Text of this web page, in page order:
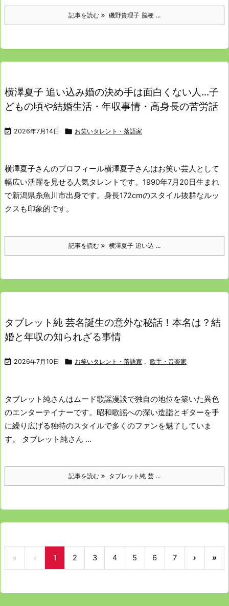
記事を読む 磯野貴理子 脳梗 ...
横澤夏子 追い込み婚の決め手は面白くない人…子
どもの頃や結婚生活・年収事情・高身長の苦労話
 2026年7月14日  お笑いタレント・落語家
横澤夏子さんのプロフィール横澤夏子さんはお笑い芸人として
幅広い活躍を見せる人気タレントです。 1990年7月20日生まれ
で新潟県糸魚川市出身です。 身長172cmのスタイル抜群なルッ
クスも印象的です。
記事を読む 横澤夏子 追い込 ...
タブレット純 芸名誕生の意外な秘話！本名は？結
婚と年収の知られざる事情
 2026年7月10日  お笑いタレント・落語家 , 歌手・音楽家
タブレット純さんはムード歌謡漫談で独自の地位を築いた異色
のエンターテイナーです。 昭和歌謡への深い造詣とギターを手
に繰り広げる独特のスタイルで多くのファンを魅了していま
す。
タブレット純さん ...
記事を読む タブレット純 芸 ...
« ‹ 1 2 3 4 5 6 7 › »